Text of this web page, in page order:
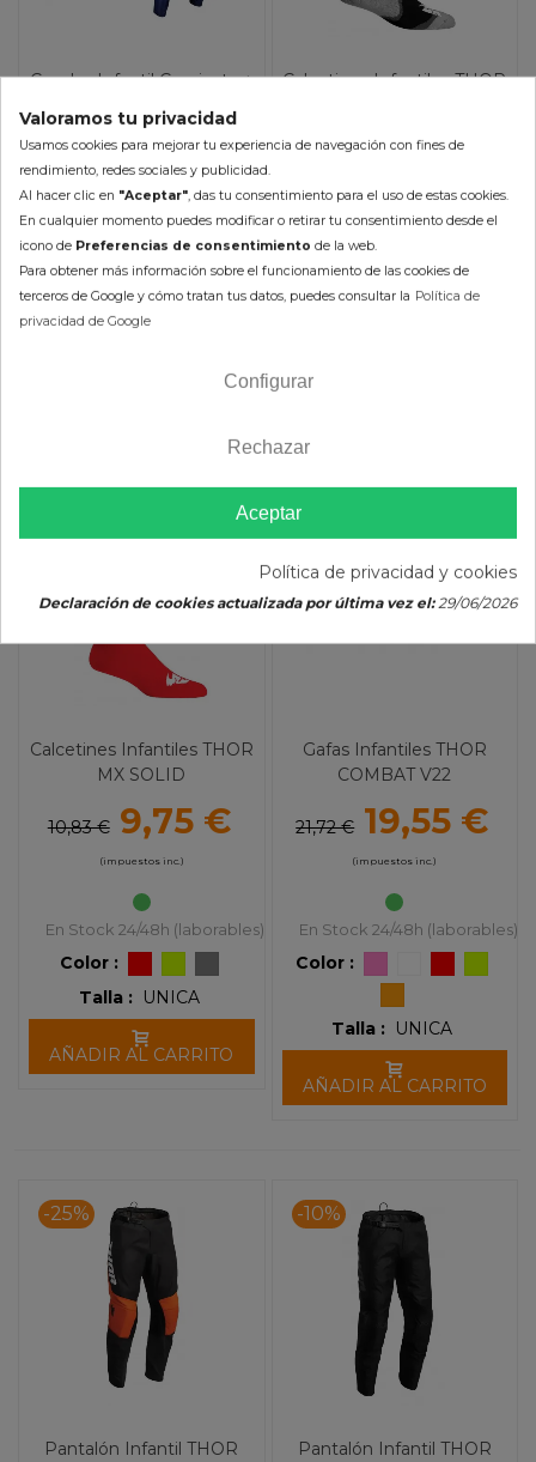
Combo Infantil Camiseta +
pantalón LEATT Moto 3.5
80,99 €
(impuestos inc.)
Disponible en 2-5 días
Color :
Talla :
2XS S
Calcetines Infantiles THOR
10,83 € 9,75 €
(impuestos inc.)
Color :
AÑADIR AL CARRITO
Calcetines Infantiles THOR
MX SOLID
10,83 € 9,75 €
(impuestos inc.)
En Stock 24/48h (laborables)
Color :
Talla :
UNICA
AÑADIR AL CARRITO
-10%
Gafas Infantiles THOR
COMBAT V22
21,72 € 19,55 €
(impuestos inc.)
En Stock 24/48h (laborables)
Color :
Talla : UNICA
AÑADIR AL CARRITO
-25%
Pantalón Infantil THOR
-10%
Pantalón Infantil THOR
Valoramos tu privacidad
Usamos cookies para mejorar tu experiencia de navegación con fines de
rendimiento, redes sociales y publicidad.
Al hacer clic en "Aceptar" , das tu consentimiento para el uso de estas cookies.
En cualquier momento puedes modificar o retirar tu consentimiento desde el
icono de Preferencias de consentimiento de la web.
Para obtener más información sobre el funcionamiento de las cookies de
terceros de Google y cómo tratan tus datos, puedes consultar la Política de
privacidad de Google
Configurar
Rechazar
Aceptar
Política de privacidad y cookies
Declaración de cookies actualizada por última vez el:29/06/2026